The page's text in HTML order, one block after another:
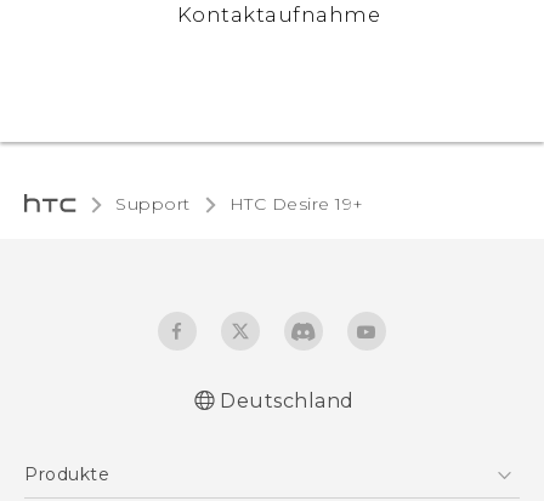
Kontaktaufnahme
Support ‎HTC Desire 19+‎‎
Deutschland
Produkte